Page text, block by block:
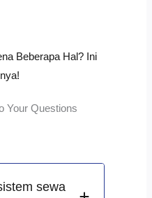
Beberapa Hal? Ini
Your Questions
sewa